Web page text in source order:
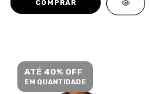
COMPRAR
ATÉ 40% OFF
EM QUANTIDADE